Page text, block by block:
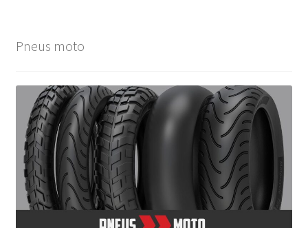
Pneus moto